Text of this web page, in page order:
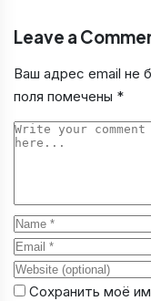
Leave a
Ваш адрес email не
поля помечены *
Comment
Name
Email
Website
Сохранить моё